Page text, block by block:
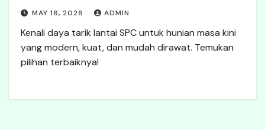
MAY 16, 2026 ADMIN
Kenali daya tarik lantai SPC untuk hunian masa kini
yang modern, kuat, dan mudah dirawat. Temukan
pilihan terbaiknya!